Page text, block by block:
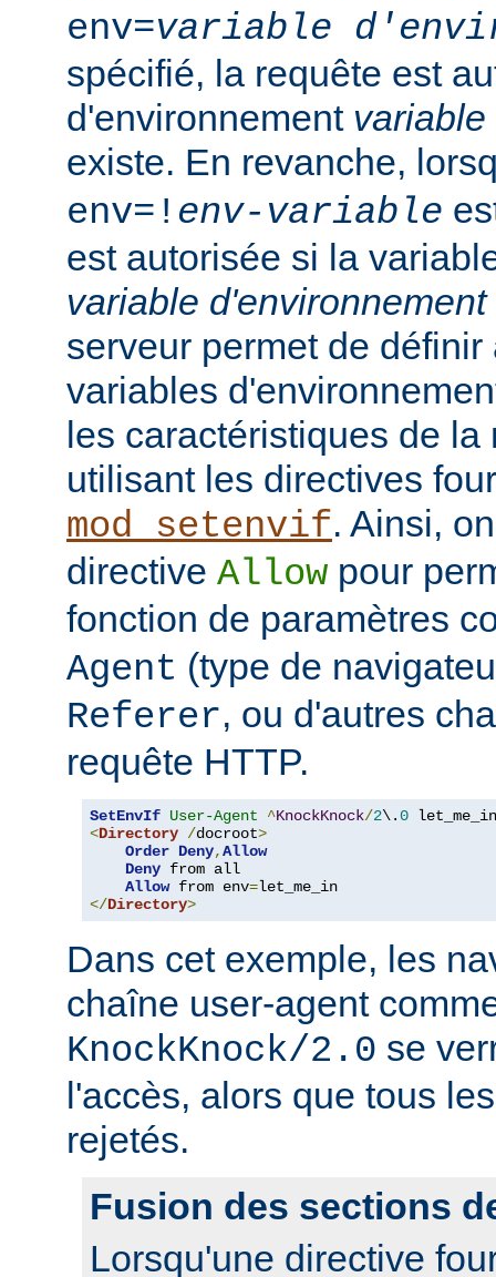
env=variable
spécifié, la requête est
d'environnement
existe. En revanche,
env=! env-variable
est autorisée si la
variable d'environnement
serveur permet de
variables
les caractéristiques de
utilisant les directives
mod_setenvif. Ainsi,
directive Allow pour
fonction de paramètres
Agent (type de
Referer, ou d'autres
requête HTTP.
SetEnvIf User-Agent ^KnockKnock/2\.0
<Directory /docroot>
Order Deny,Allow
Deny from all
Allow from env=
</Directory>
Dans cet exemple, les
chaîne user-agent
KnockKnock/2.0 se
l'accès, alors que tous
rejetés.
Fusion des sections
Lorsqu'une directive